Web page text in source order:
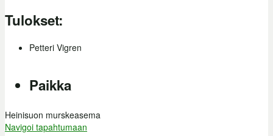
Tulokset:
Petteri Vigren
Paikka
Heinisuon murskeasema
Navigoi tapahtumaan